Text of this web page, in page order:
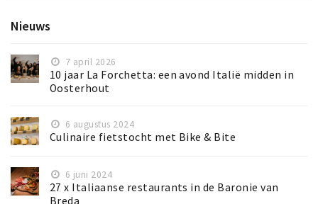
Nieuws
7 april 2026
10 jaar La Forchetta: een avond Italië midden in
Oosterhout
6 augustus 2024
Culinaire fietstocht met Bike & Bite
6 juni 2024
27 x Italiaanse restaurants in de Baronie van
Breda